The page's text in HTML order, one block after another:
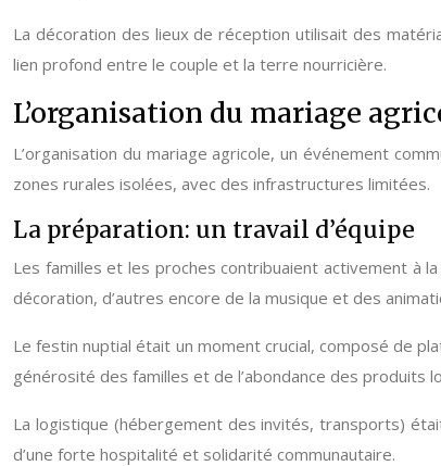
La décoration des lieux de réception utilisait des
lien profond entre le couple et la terre nourricière.
L’organisation du mariage
L’organisation du mariage agricole, un événement
zones rurales isolées, avec des infrastructures limitées.
La préparation: un travail d’équipe
Les familles et les proches contribuaient activement à
décoration, d’autres encore de la musique et des
Le festin nuptial était un moment crucial, composé de
générosité des familles et de l’abondance des
La logistique (hébergement des invités, transports)
d’une forte hospitalité et solidarité communautaire.